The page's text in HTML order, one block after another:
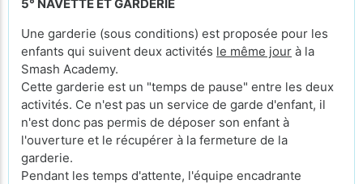
5° NAVETTE ET GARDERIE
Une garderie (sous conditions) est proposée pour les
enfants qui suivent deux activités le même jour à la
Smash Academy.
Cette garderie est un "temps de pause" entre les deux
activités. Ce n'est pas un service de garde d'enfant, il
n'est donc pas permis de déposer son enfant à
l'ouverture et le récupérer à la fermeture de la
garderie.
Pendant les temps d'attente, l'équipe encadrante